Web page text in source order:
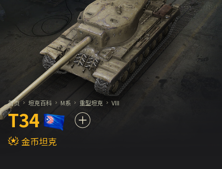
首页 坦克百科 M系 重型坦克 VIII
T34
金币坦克